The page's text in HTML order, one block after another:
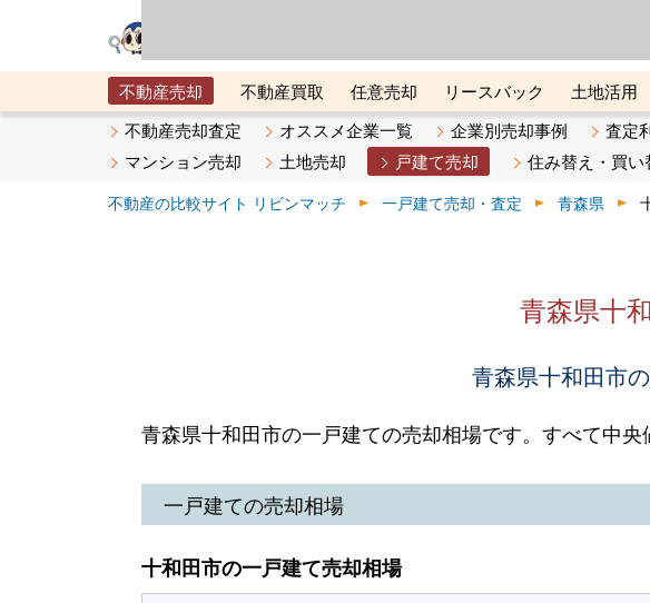
不動産売却 不動産買取 任意売却 リースバック 土地活用
メタ住宅展示場
ベスト不動産カンパニー オンライン講座 リビ
不動産売却査定 オススメ企業一覧 企業別売却事例 査定
マンション売却
土地売却 戸建て売却 住み替え・買い
不動産の比較サイト リビンマッチ 一戸建て売却・査定 青森県
青森県十
青森県十和田市
青森県十和田市の一戸建ての売却相場です。すべて中央
一戸建ての売却相場
十和田市の一戸建て売却相場